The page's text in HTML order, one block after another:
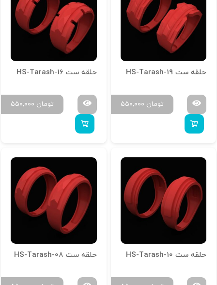
حلقه ست HS-Tarash-19
۵۵۰,۰۰۰ تومان
حلقه ست HS-Tarash-16
۵۵۰,۰۰۰ تومان
حلقه ست HS-Tarash-10 حلقه ست HS-Tarash-08